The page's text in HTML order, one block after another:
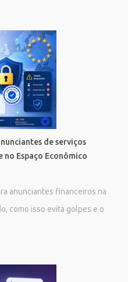
de serviços
no Espaço Econômico
anunciantes financeiros na
como isso evita golpes e o